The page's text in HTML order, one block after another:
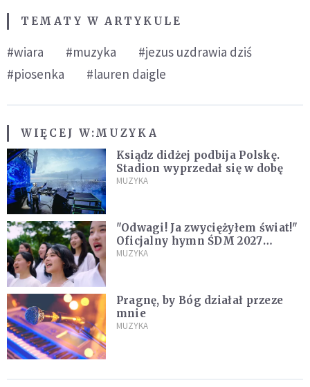
TEMATY W ARTYKULE
#wiara #muzyka
#jezus uzdrawia dziś
#piosenka
#lauren daigle
WIĘCEJ W: MUZYKA
Ksiądz didżej podbija Polskę.
Stadion wyprzedał się w dobę
MUZYKA
"Odwagi! Ja zwyciężyłem świat!"
Oficjalny hymn ŚDM 2027
zaprezentowany
MUZYKA
Pragnę, by Bóg działał przeze
mnie
MUZYKA